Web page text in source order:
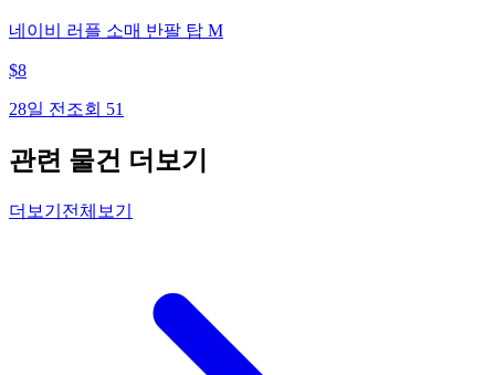
네이비 러플 소매 반팔 탑 M
$8
28일 전 조회 51
관련 물건 더보기
더보기 전체보기